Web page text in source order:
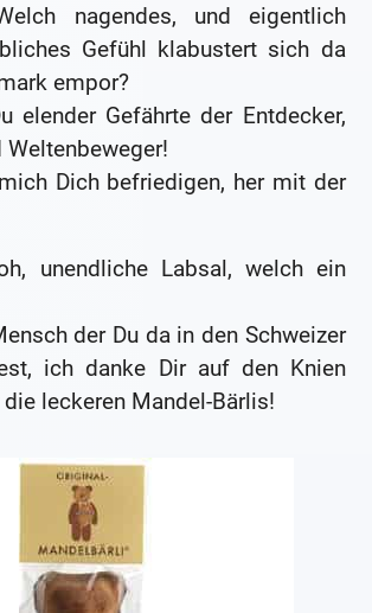
nagendes, und eigentlich
Gefühl klabustert sich da
empor?
elender Gefährte der Entdecker,
Weltenbeweger!
Dich befriedigen, her mit der
unendliche Labsal, welch ein
der Du da in den Schweizer
ich danke Dir auf den Knien
leckeren Mandel-Bärlis!